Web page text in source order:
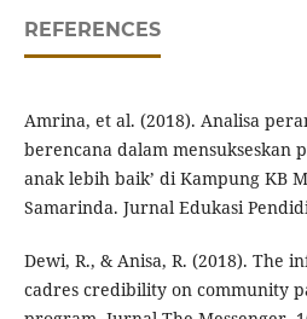
REFERENCES
Amrina, et al. (2018). Analisa
berencana dalam mensukseskan
anak lebih baik’ di Kampung KB
Samarinda. Jurnal Edukasi
Dewi, R., & Anisa, R. (2018). The
cadres credibility on community